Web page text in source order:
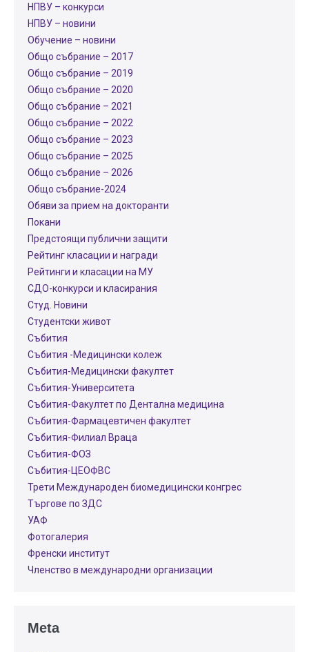
НПВУ – конкурси
НПВУ – новини
Обучение – новини
Общо събрание – 2017
Общо събрание – 2019
Общо събрание – 2020
Общо събрание – 2021
Общо събрание – 2022
Общо събрание – 2023
Общо събрание – 2025
Общо събрание – 2026
Общо събрание-2024
Обяви за прием на докторанти
Покани
Предстоящи публични защити
Рейтинг класации и награди
Рейтинги и класации на МУ
СДО-конкурси и класирания
Студ. Новини
Студентски живот
Събития
Събития -Медицински колеж
Събития-Медицински факултет
Събития-Университета
Събития-Факултет по Дентална медицина
Събития-Фармацевтичен факултет
Събития-Филиал Враца
Събития-ФОЗ
Събития-ЦЕОФВС
Трети Международен биомедицински конгрес
Търгове по ЗДС
УАФ
Фотогалерия
Френски институт
Членство в международни организации
Meta